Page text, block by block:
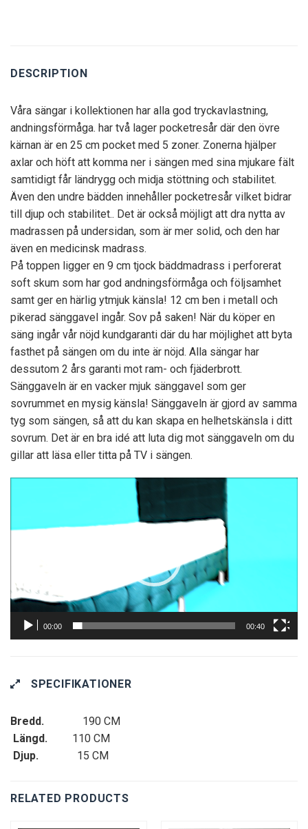
DESCRIPTION
Våra sängar i kollektionen har alla god tryckavlastning,
andningsförmåga. har två lager pocketresår där den övre
kärnan är en 25 cm pocket med 5 zoner. Zonerna hjälper
axlar och höft att komma ner i sängen med sina mjukare fält
samtidigt får ländrygg och midja stöttning och stabilitet.
Även den undre bädden innehåller pocketresår vilket bidrar
till djup och stabilitet.. Det är också möjligt att dra nytta av
madrassen på undersidan, som är mer solid, och den har
även en medicinsk madrass.
På toppen ligger en 9 cm tjock bäddmadrass i perforerat
soft skum som har god andningsförmåga och följsamhet
samt ger en härlig ytmjuk känsla! 12 cm ben i metall och
pikerad sänggavel ingår. Sov på saken! När du köper en
säng ingår vår nöjd kundgaranti där du har möjlighet att byta
fasthet på sängen om du inte är nöjd. Alla sängar har
dessutom 2 års garanti mot ram- och fjäderbrott.
Sänggaveln är en vacker mjuk sänggavel som ger
sovrummet en mysig känsla! Sänggaveln är gjord av samma
tyg som sängen, så att du kan skapa en helhetskänsla i ditt
sovrum. Det är en bra idé att luta dig mot sänggaveln om du
gillar att läsa eller titta på TV i sängen.
00:00 00:40
SPECIFIKATIONER
Bredd.
190 CM
Längd.
110 CM
Djup.
15 CM
RELATED PRODUCTS